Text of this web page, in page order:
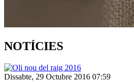
NOTÍCIES
Dissabte, 29 Octubre 2016 07:59